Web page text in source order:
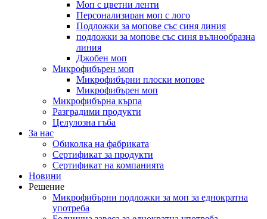
Моп с цветни ленти
Персонализиран моп с лого
Подложки за мопове със синя линия
подложки за мопове със синя вълнообразна
линия
Джобен моп
Микрофибърен моп
Микрофибърни плоски мопове
Микрофибърен моп
Микрофибърна кърпа
Разградими продукти
Целулозна гъба
За нас
Обиколка на фабриката
Сертификат за продукти
Сертификат на компанията
Новини
Решение
Микрофибърни подложки за моп за еднократна
употреба